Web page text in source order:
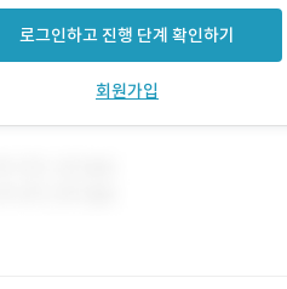
로그인하고 진행 단계 확인하기
회원가입